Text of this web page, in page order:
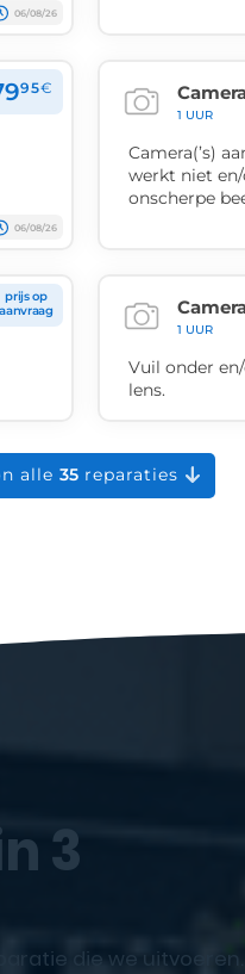
06/08/26
95€
06/08/26
1 UUR
Camera(’s)
werkt niet
onscherpe
prijs op
aanvraag
1 UUR
Vuil onder
lens.
alle 35reparaties
3
die we uitvoeren.